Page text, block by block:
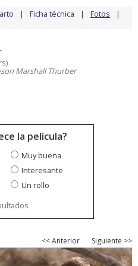
Ficha técnica Fotos
Marshall Thurber
la película?
Muy buena
Interesante
Un rollo
<< Anterior Siguiente >>